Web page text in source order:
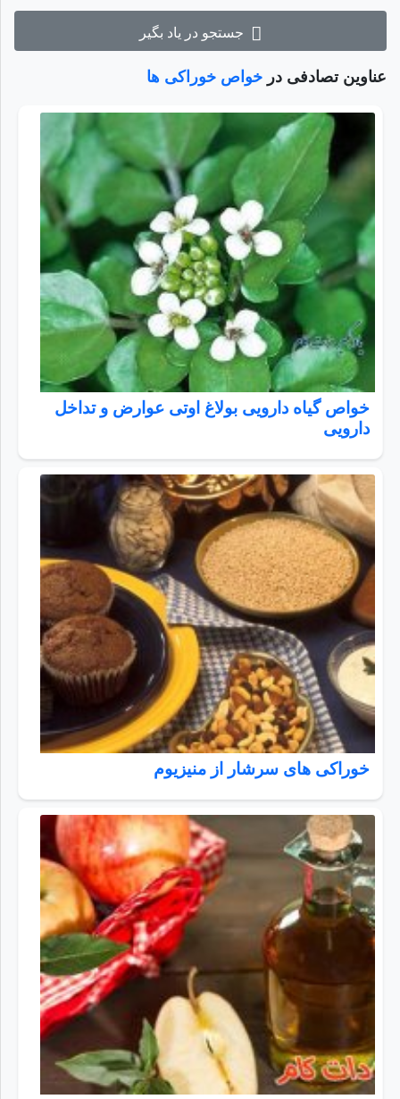
جستجو در یاد بگیر
عناوین تصادفی در خواص خوراکی ها
خواص گیاه دارویی بولاغ اوتی عوارض و تداخل
دارویی
خوراکی های سرشار از منیزیوم